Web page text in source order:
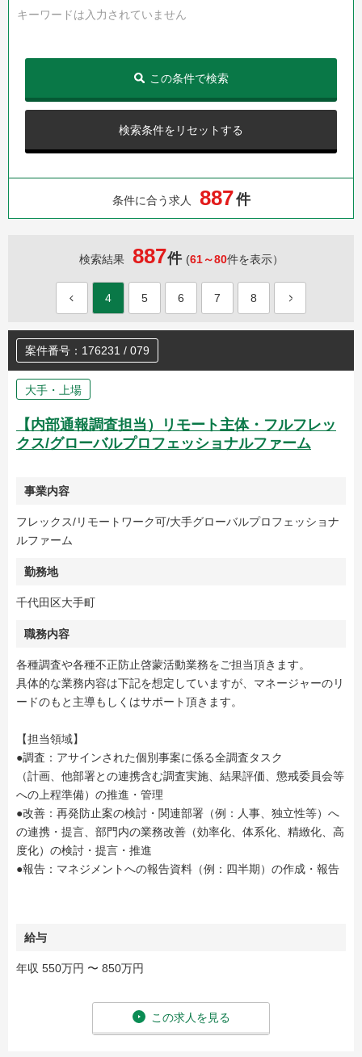
キーワードは入力されていません
検索条件をリセットする
この条件で検索
条件に合う求人 887件
検索結果 887件 (61～80件を表示）
4 5 6 7 8
案件番号：176231 / 079
大手・上場
【内部通報調査担当）リモート主体・フルフレッ
クス/グローバルプロフェッショナルファーム
事業内容
フレックス/リモートワーク可/大手グローバルプロフェッショナ
ルファーム
勤務地
千代田区大手町
職務内容
各種調査や各種不正防止啓蒙活動業務をご担当頂きます。
具体的な業務内容は下記を想定していますが、マネージャーのリ
ードのもと主導もしくはサポート頂きます。
【担当領域】
●調査：アサインされた個別事案に係る全調査タスク
（計画、他部署との連携含む調査実施、結果評価、懲戒委員会等
への上程準備）の推進・管理
●改善：再発防止案の検討・関連部署（例：人事、独立性等）へ
の連携・提言、部門内の業務改善（効率化、体系化、精緻化、高
度化）の検討・提言・推進
●報告：マネジメントへの報告資料（例：四半期）の作成・報告
給与
年収 550万円 〜 850万円
この求人を見る